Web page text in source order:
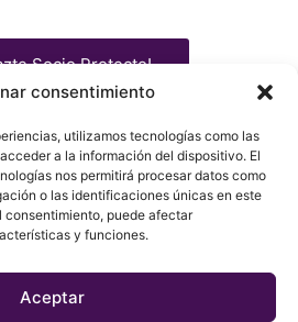
consentimiento
utilizamos tecnologías como las
a la información del dispositivo. El
nos permitirá procesar datos como
o las identificaciones únicas en este
consentimiento, puede afectar
y funciones.
Aceptar
Socio Protecto!
Presentación
Política de privacidad
Política de Cookies